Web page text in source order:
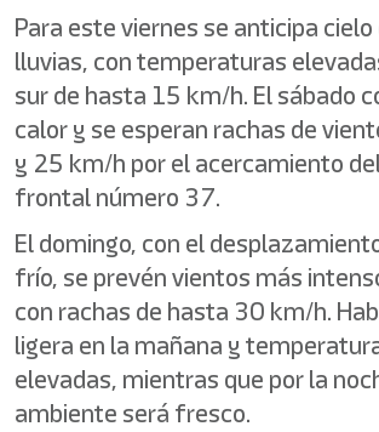
Para este viernes se anticipa
lluvias, con temperaturas
sur de hasta 15 km/h. El sábado
calor y se esperan rachas de
y 25 km/h por el acercamiento
frontal número 37.
El domingo, con el
frío, se prevén vientos más
con rachas de hasta 30 km/h.
ligera en la mañana y
elevadas, mientras que por la
ambiente será fresco.